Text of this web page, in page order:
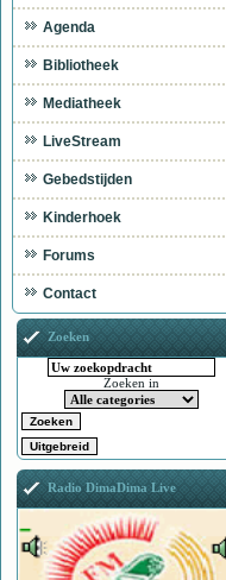
Agenda
Bibliotheek
Mediatheek
LiveStream
Gebedstijden
Kinderhoek
Forums
Contact
Zoeken
Zoeken in
Radio DimaDima Live